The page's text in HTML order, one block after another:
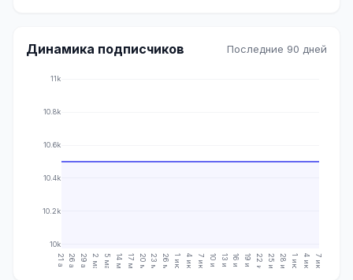
Динамика подписчиков Последние 90 дней
21 апр. 26 апр. 29 апр. 2 мая 5 мая 14 мая 17 мая 20 мая 23 мая 26 мая 1 июн. 4 июн. 7 июн. 10 июн. 13 июн. 16 июн. 19 июн. 22 июн. 25 июн. 28 июн. 1 июл. 4 июл. 7 июл.
10k
10.2k
10.4k
10.6k
10.8k
11k